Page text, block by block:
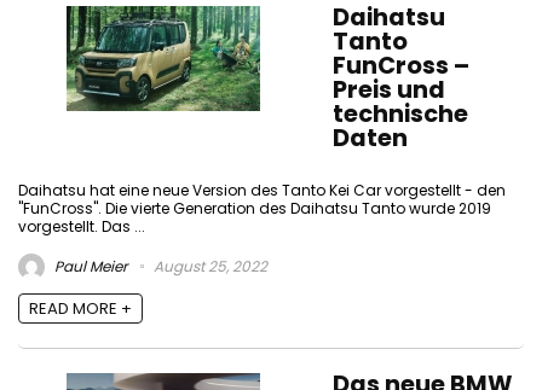
Daihatsu
Tanto
FunCross –
Preis und
technische
Daten
Daihatsu hat eine neue Version des Tanto Kei Car vorgestellt - den
"FunCross". Die vierte Generation des Daihatsu Tanto wurde 2019
vorgestellt. Das ...
Paul Meier
August 25, 2022
READ MORE +